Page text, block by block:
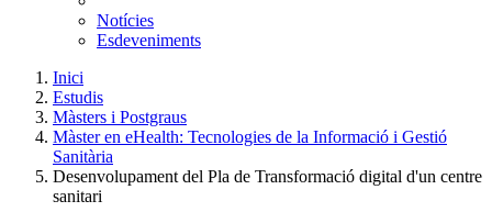
Notícies
Esdeveniments
Inici
Estudis
Màsters i Postgraus
Màster en eHealth: Tecnologies de la Informació i Gestió
Sanitària
Desenvolupament del Pla de Transformació digital d'un centre
sanitari